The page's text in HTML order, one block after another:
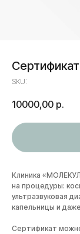
SKU:
10000,00 р.
Клиника
на процедуры:
ультразвуковая
капельницы и
Сертификат